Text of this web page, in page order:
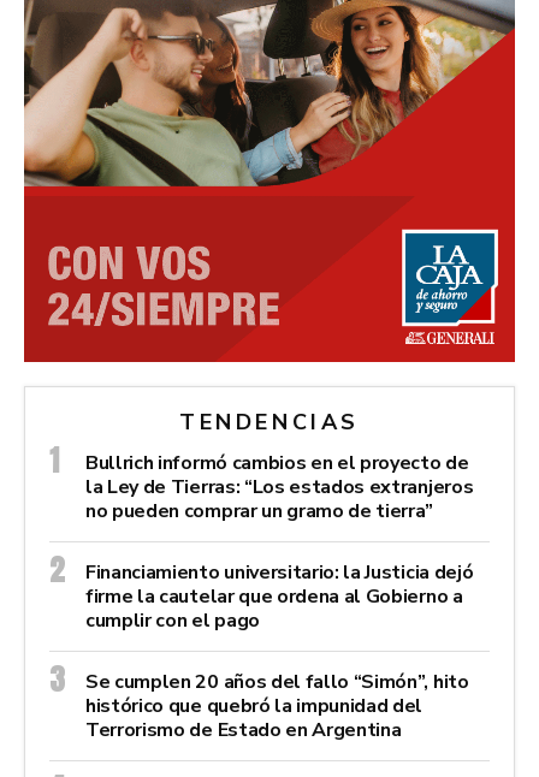
TENDENCIAS
Bullrich informó cambios en el proyecto de
la Ley de Tierras: “Los estados extranjeros
no pueden comprar un gramo de tierra”
Financiamiento universitario: la Justicia dejó
firme la cautelar que ordena al Gobierno a
cumplir con el pago
Se cumplen 20 años del fallo “Simón”, hito
histórico que quebró la impunidad del
Terrorismo de Estado en Argentina